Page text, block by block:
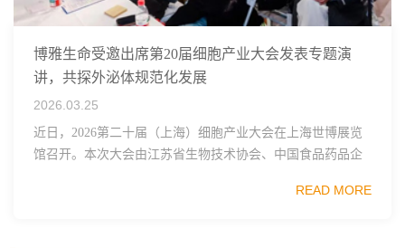
博雅生命受邀出席第20届细胞产业大会发表专题演
讲，共探外泌体规范化发展
2026.03.25
近日，2026第二十届（上海）细胞产业大会在上海世博展览
馆召开。本次大会由江苏省生物技术协会、中国食品药品企
范区生物医药行业协会、瑞士日内瓦长寿科学...
READ MORE